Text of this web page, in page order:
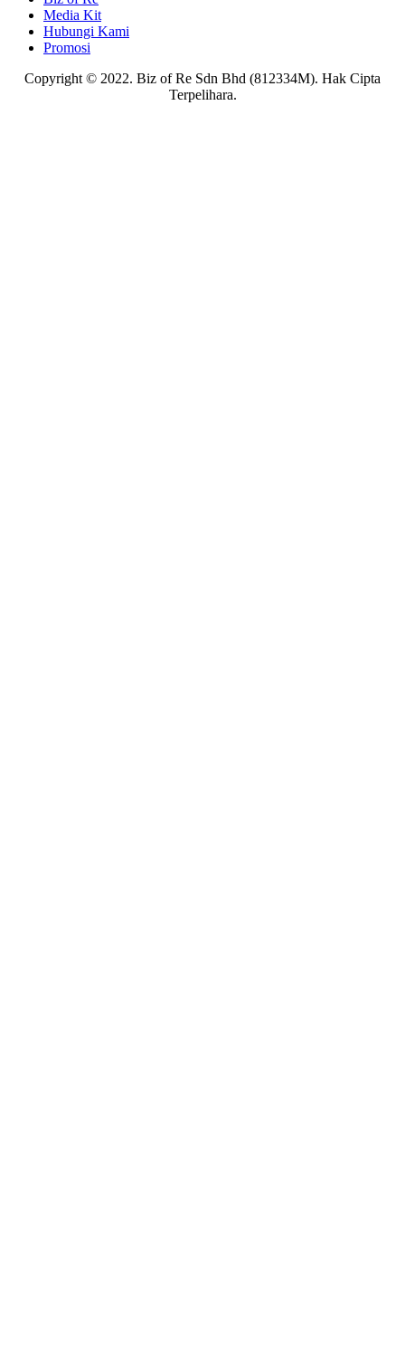
Media Kit
Hubungi Kami
Promosi
Copyright © 2022. Biz of Re Sdn Bhd (812334M). Hak Cipta
Terpelihara.